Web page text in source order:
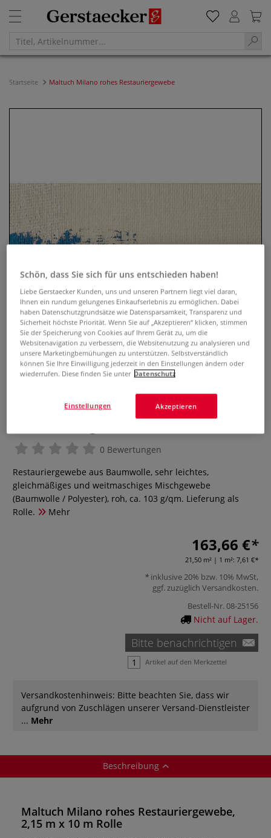
Startseite Maltuch Milano rohes Restauriergewebe
Maltuch Milano rohes
Restauriergewebe
0 Bewertungen
Restauriergewebe aus Baumwolle, sehr leichtes,
gleichmäßiges und weitmaschiges Mischgewebe
(Baumwolle / Polyester), roh, ca. 103 g/qm. Lieferung als
Rolle.
Mehr
163,66 €
21,50 m² | 1 m²: 7,61 €
inklusive 20% bzw. 10% MwSt,
ggf. zuzüglich Versandkosten.
Bestell-Nr.08-25156
Nicht auf Lager.
Bitte benachrichtigen
Artikel auf den Merkzettel
Versandkostenhinweis: Bitte beachten Sie, dass wir
aufgrund von Zuschlägen unserer Versand-Dienstleister
... Mehr
Beschreibung
Maltuch Milano rohes Restauriergewebe,
2,15 m x 10 m Rolle
Schön, dass Sie sich für uns entschieden haben!
Liebe Gerstaecker Kunden, uns und unseren Partnern liegt viel daran,
Ihnen ein rundum gelungenes Einkaufserlebnis zu ermöglichen. Dabei
haben Datenschutzgrundsätze wie Datensparsamkeit, Transparenz und
Sicherheit höchste Priorität. Wenn Sie auf „Akzeptieren“ klicken, stimmen
Sie der Speicherung von Cookies auf Ihrem Gerät zu, um die
Websitenavigation zu verbessern, die Websitenutzung zu analysieren und
unsere Marketingbemühungen zu unterstützen. Selbstverständlich
können Sie Ihre Einwilligung jederzeit in den Einstellungen ändern oder
wiederrufen. Diese finden Sie unter Datenschutz
Akzeptieren
Einstellungen